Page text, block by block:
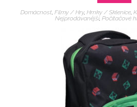
Domácnost, Filmy / Hry, Hrnky / Sklenice,
Nejprodávanější, Počítačové